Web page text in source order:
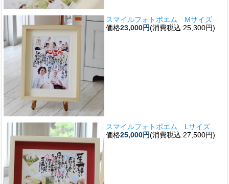
スマイルフォトポエム Mサイズ
価格23,000円(消費税込:25,300円)
スマイルフォトポエム Lサイズ
価格25,000円(消費税込:27,500円)